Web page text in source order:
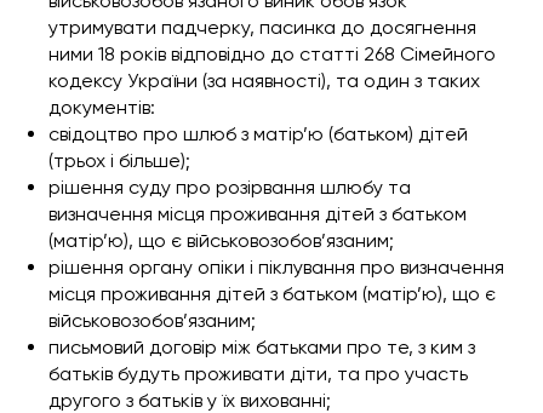
утримувати падчерку, пасинка до досягнення
ними 18 років відповідно до статті 268 Сімейного
кодексу України (за наявності), та один з таких
документів:
свідоцтво про шлюб з матір’ю (батьком) дітей
(трьох і більше);
рішення суду про розірвання шлюбу та
визначення місця проживання дітей з батьком
(матір’ю), що є військовозобов’язаним;
рішення органу опіки і піклування про визначення
місця проживання дітей з батьком (матір’ю), що є
військовозобов’язаним;
письмовий договір між батьками про те, з ким з
батьків будуть проживати діти, та про участь
другого з батьків у їх вихованні;